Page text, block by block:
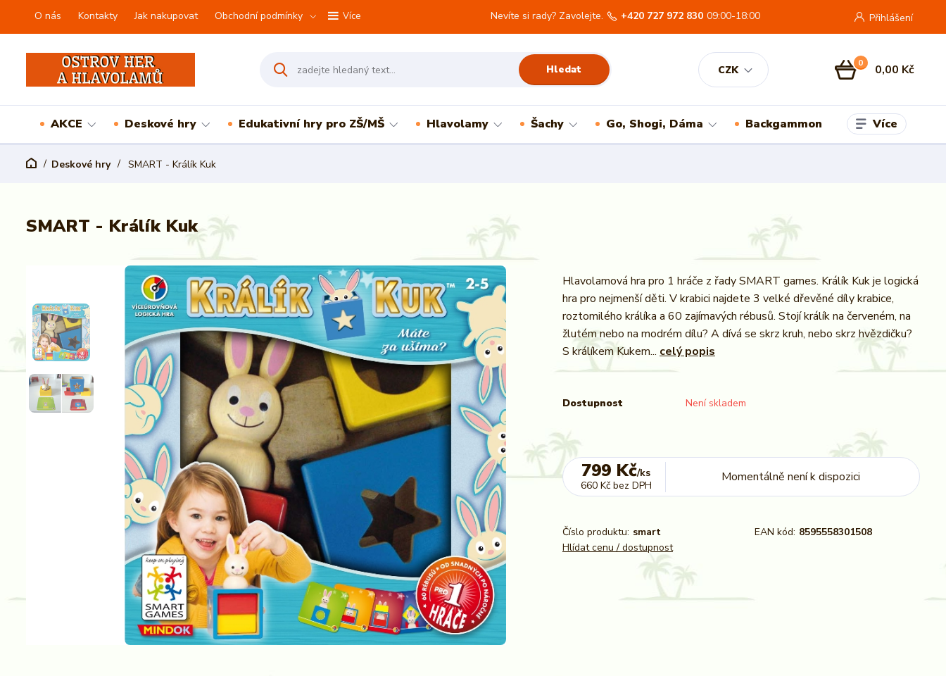
O nás Kontakty Jak nakupovat Obchodní podmínky Více
CZK
Přihlášení
Hledat
Nevíte si rady? Zavolejte. +420 727 972 830 09:00-18:00
0 0,00 Kč
AKCE Deskové hry Edukativní hry pro ZŠ/MŠ Hlavolamy Šachy Go, Shogi, Dáma Backgammon Více
Deskové hry SMART - Králík Kuk
SMART - Králík Kuk
Hlavolamová hra pro 1 hráče z řady SMART games. Králík Kuk je logická
hra pro nejmenší děti. V krabici najdete 3 velké dřevěné díly krabice,
roztomilého králíka a 60 zajímavých rébusů. Stojí králík na červeném, na
žlutém nebo na modrém dílu? A dívá se skrz kruh, nebo skrz hvězdičku?
S králíkem Kukem... celý popis
Dostupnost Není skladem
799 Kč/ks
660 Kč bez DPH
Momentálně není k dispozici
Číslo produktu: smart EAN kód: 8595558301508
Hlídat cenu / dostupnost